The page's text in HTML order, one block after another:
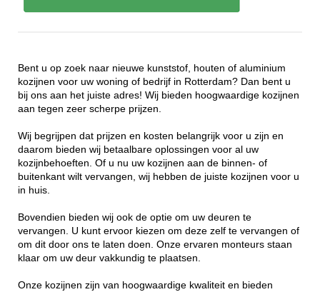
Bent u op zoek naar nieuwe kunststof, houten of aluminium
kozijnen voor uw woning of bedrijf in Rotterdam? Dan bent u
bij ons aan het juiste adres! Wij bieden hoogwaardige kozijnen
aan tegen zeer scherpe prijzen.
Wij begrijpen dat prijzen en kosten belangrijk voor u zijn en
daarom bieden wij betaalbare oplossingen voor al uw
kozijnbehoeften. Of u nu uw kozijnen aan de binnen- of
buitenkant wilt vervangen, wij hebben de juiste kozijnen voor u
in huis.
Bovendien bieden wij ook de optie om uw deuren te
vervangen. U kunt ervoor kiezen om deze zelf te vervangen of
om dit door ons te laten doen. Onze ervaren monteurs staan
klaar om uw deur vakkundig te plaatsen.
Onze kozijnen zijn van hoogwaardige kwaliteit en bieden